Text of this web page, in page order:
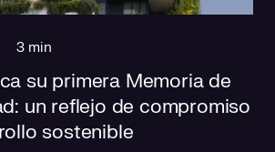
3 min
su primera Memoria de
un reflejo de compromiso
sostenible